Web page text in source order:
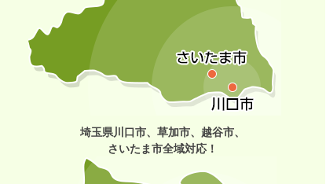
埼玉県川口市、草加市、越谷市、
さいたま市全域対応！